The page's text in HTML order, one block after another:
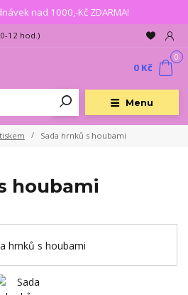
nad 1000,-Kč ZDARMA!
Menu
12 hod.)
0
0 Kč
Sada hrnků s houbami
houbami